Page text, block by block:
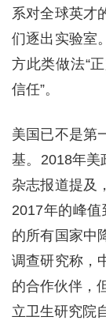
系对全球英才
们逐出实验室
方此类做法“
信任”。
美国已不是第
基。2018年美
杂志报道提及
2017年的峰
的所有国家中
调查研究称，
的合作伙伴，
立卫生研究院